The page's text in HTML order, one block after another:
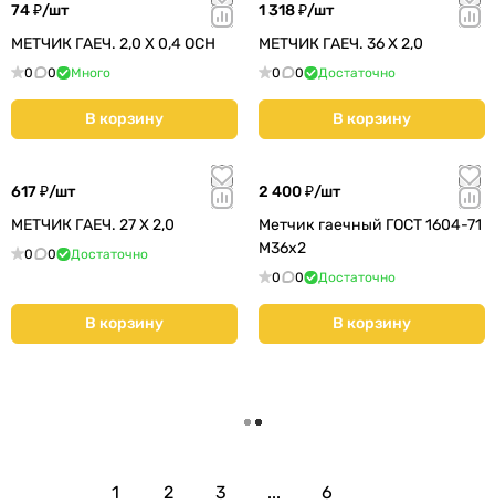
74 ₽/шт
МЕТЧИК ГАЕЧ. 2,0 Х 0,4 ОСН
0 0 Много
В корзину
1 318 ₽/шт
МЕТЧИК ГАЕЧ. 36 Х 2,0
0 0 Достаточно
В корзину
617 ₽/шт
МЕТЧИК ГАЕЧ. 27 Х 2,0
0 0 Достаточно
В корзину
2 400 ₽/шт
Метчик гаечный ГОСТ 1604-71
М36х2
0 0 Достаточно
В корзину
Загрузить еще
1 2 3 ... 6